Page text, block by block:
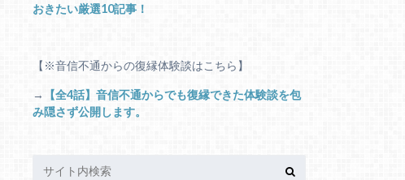
おきたい厳選10記事！
【※音信不通からの復縁体験談はこちら】
→
【全4話】音信不通からでも復縁できた体験談を包
み隠さず公開します。